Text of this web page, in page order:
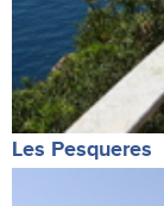
Les Pesqueres